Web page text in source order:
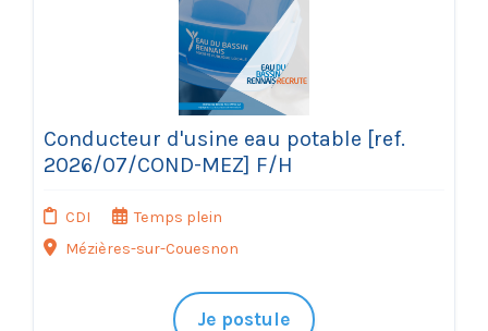
Conducteur d'usine eau potable [ref.
2026/07/COND-MEZ] F/H
CDI
Temps plein
Mézières-sur-Couesnon
Je postule